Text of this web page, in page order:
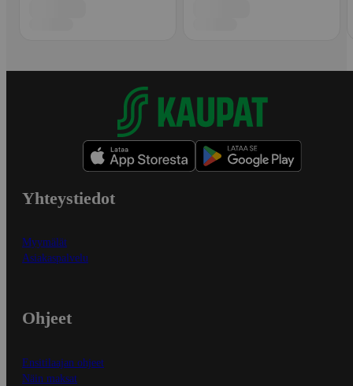
Yhteystiedot
Myymälät
Asiakaspalvelu
Ohjeet
Ensitilaajan ohjeet
Näin maksat